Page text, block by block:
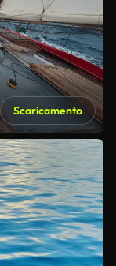
Scaricamento